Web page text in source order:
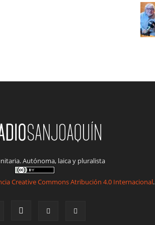
Autónoma, laica y pluralista
Creative Commons Atribución 4.0 Internacional.